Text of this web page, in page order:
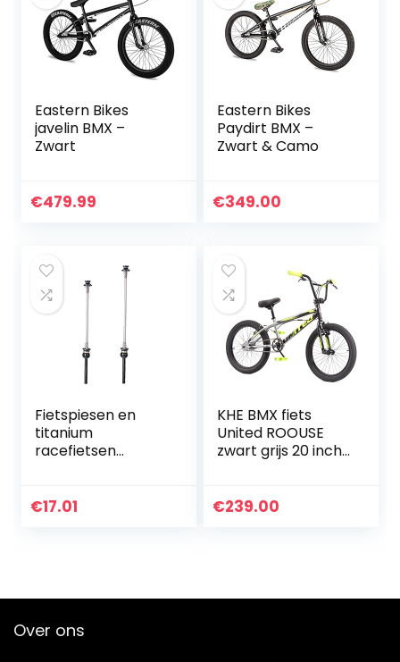
Eastern Bikes
javelin BMX –
Zwart
€479.99
Eastern Bikes
Paydirt BMX –
Zwart & Camo
€349.00
Fietspiesen en
titanium
racefietsen
snelspanners 1
€17.01
KHE BMX fiets
United ROOUSE
zwart grijs 20 inch
€239.00
Over ons